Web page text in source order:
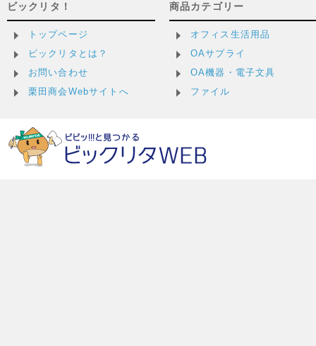
ビックリタ！
トップページ
ビックリタとは？
お問い合わせ
栗田商会Webサイトへ
商品カテゴリー
オフィス生活用品
OAサプライ
OA機器・電子文具
ファイル